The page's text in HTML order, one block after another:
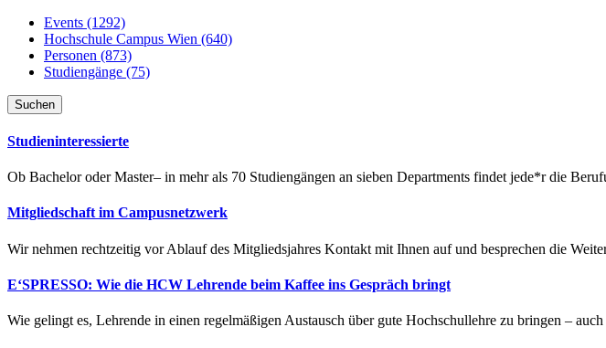
Events (1292)
Hochschule Campus Wien (640)
Personen (873)
Studiengänge (75)
Suchen
Studieninteressierte
Ob Bachelor oder Master– in mehr als 70 Studiengängen an sieben Departments findet jede*r die
Mitgliedschaft im Campusnetzwerk
Wir nehmen rechtzeitig vor Ablauf des Mitgliedsjahres Kontakt mit Ihnen auf und besprechen die
E‘SPRESSO: Wie die HCW Lehrende beim Kaffee ins Gespräch bringt
Wie gelingt es, Lehrende in einen regelmäßigen Austausch über gute Hochschullehre zu bringen –